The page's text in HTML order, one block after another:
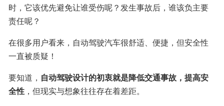
时，它该优先避免让谁受伤呢？发生事故后，谁该负主要
责任呢？
在很多用户看来，自动驾驶汽车很舒适、便捷，但安全性
一直被质疑！
要知道， 自动驾驶设计的初衷就是降低交通事故，提高安
全性 ，但现实与想象往往存在着差距。